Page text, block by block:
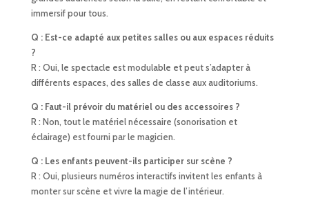
immersif pour tous.
Q : Est-ce adapté aux petites salles ou aux espaces réduits
?
R : Oui, le spectacle est modulable et peut s’adapter à
différents espaces, des salles de classe aux auditoriums.
Q : Faut-il prévoir du matériel ou des accessoires ?
R : Non, tout le matériel nécessaire (sonorisation et
éclairage) est fourni par le magicien.
Q : Les enfants peuvent-ils participer sur scène ?
R : Oui, plusieurs numéros interactifs invitent les enfants à
monter sur scène et vivre la magie de l’intérieur.